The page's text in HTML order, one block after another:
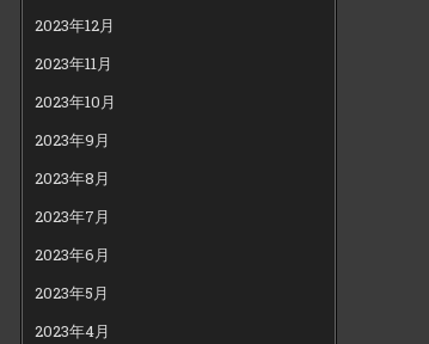
2023年12月
2023年11月
2023年10月
2023年9月
2023年8月
2023年7月
2023年6月
2023年5月
2023年4月